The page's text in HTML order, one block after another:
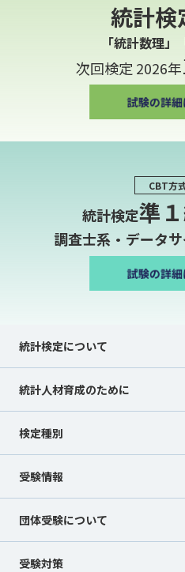
統計検
「統計数理」
次回検定 2026年
CBT方
統計検定準
調査士系・データ
統計検定について
Show submenu for 統計検定に
統計人材育成のために
検定種別
Show submenu for 検定種別
受験情報
Show submenu for 受験情報
団体受験について
受験対策
Show submenu for 受験対策